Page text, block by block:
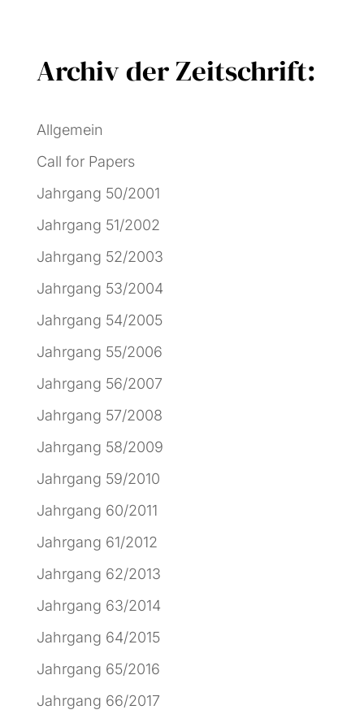
Archiv der Zeitschrift:
Allgemein
Call for Papers
Jahrgang 50/2001
Jahrgang 51/2002
Jahrgang 52/2003
Jahrgang 53/2004
Jahrgang 54/2005
Jahrgang 55/2006
Jahrgang 56/2007
Jahrgang 57/2008
Jahrgang 58/2009
Jahrgang 59/2010
Jahrgang 60/2011
Jahrgang 61/2012
Jahrgang 62/2013
Jahrgang 63/2014
Jahrgang 64/2015
Jahrgang 65/2016
Jahrgang 66/2017